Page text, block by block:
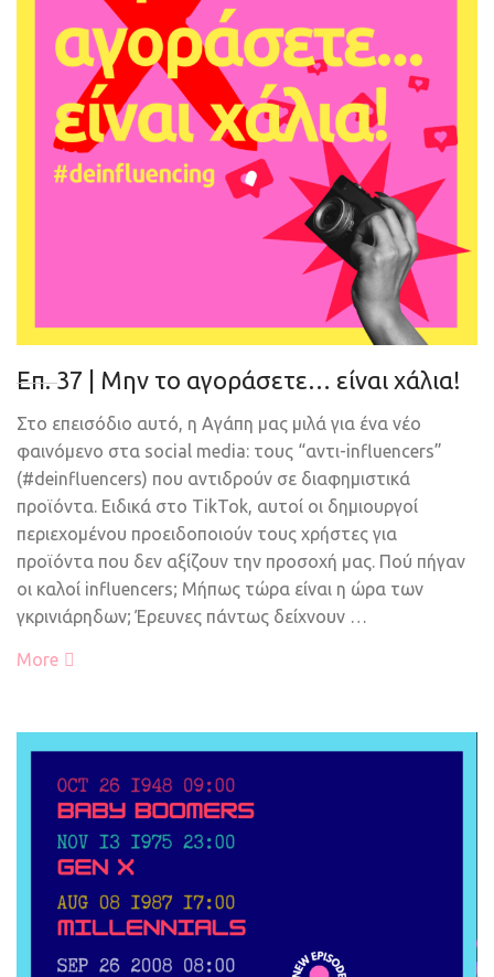
Eπ. 37 | Μην το αγοράσετε… είναι χάλια!
Στο επεισόδιο αυτό, η Αγάπη μας μιλά για ένα νέο
φαινόμενο στα social media: τους “αντι-influencers”
(#deinfluencers) που αντιδρούν σε διαφημιστικά
προϊόντα. Ειδικά στο TikTok, αυτοί οι δημιουργοί
περιεχομένου προειδοποιούν τους χρήστες για
προϊόντα που δεν αξίζουν την προσοχή μας. Πού πήγαν
οι καλοί influencers; Μήπως τώρα είναι η ώρα των
γκρινιάρηδων; Έρευνες πάντως δείχνουν …
More